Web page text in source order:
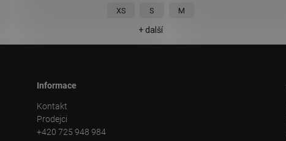
XS S M
+ další
Informace
Kontakt
Prodejci
+420 725 948 984